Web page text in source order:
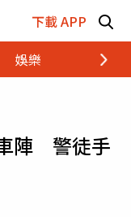
下載 APP
娛樂 財經
陣 警徒手